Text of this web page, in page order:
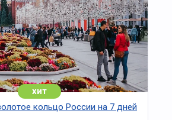
хит
кольцо России на 7 дней